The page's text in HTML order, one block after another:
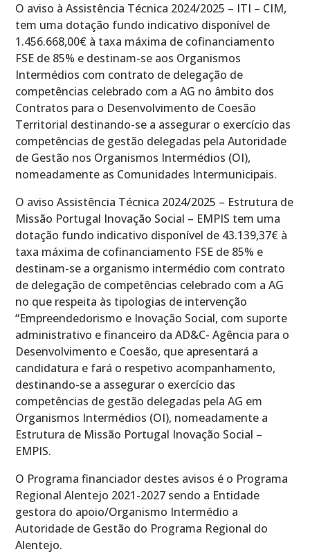
O aviso à Assistência Técnica 2024/2025 – ITI – CIM,
tem uma dotação fundo indicativo disponível de
1.456.668,00€ à taxa máxima de cofinanciamento
FSE de 85% e destinam-se aos Organismos
Intermédios com contrato de delegação de
competências celebrado com a AG no âmbito dos
Contratos para o Desenvolvimento de Coesão
Territorial destinando-se a assegurar o exercício das
competências de gestão delegadas pela Autoridade
de Gestão nos Organismos Intermédios (OI),
nomeadamente as Comunidades Intermunicipais.
O aviso Assistência Técnica 2024/2025 – Estrutura de
Missão Portugal Inovação Social – EMPIS tem uma
dotação fundo indicativo disponível de 43.139,37€ à
taxa máxima de cofinanciamento FSE de 85% e
destinam-se a organismo intermédio com contrato
de delegação de competências celebrado com a AG
no que respeita às tipologias de intervenção
“Empreendedorismo e Inovação Social, com suporte
administrativo e financeiro da AD&C- Agência para o
Desenvolvimento e Coesão, que apresentará a
candidatura e fará o respetivo acompanhamento,
destinando-se a assegurar o exercício das
competências de gestão delegadas pela AG em
Organismos Intermédios (OI), nomeadamente a
Estrutura de Missão Portugal Inovação Social –
EMPIS.
O Programa financiador destes avisos é o Programa
Regional Alentejo 2021-2027 sendo a Entidade
gestora do apoio/Organismo Intermédio a
Autoridade de Gestão do Programa Regional do
Alentejo.